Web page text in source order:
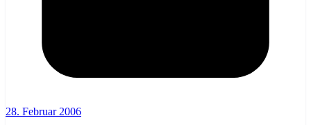
28. Februar 2006